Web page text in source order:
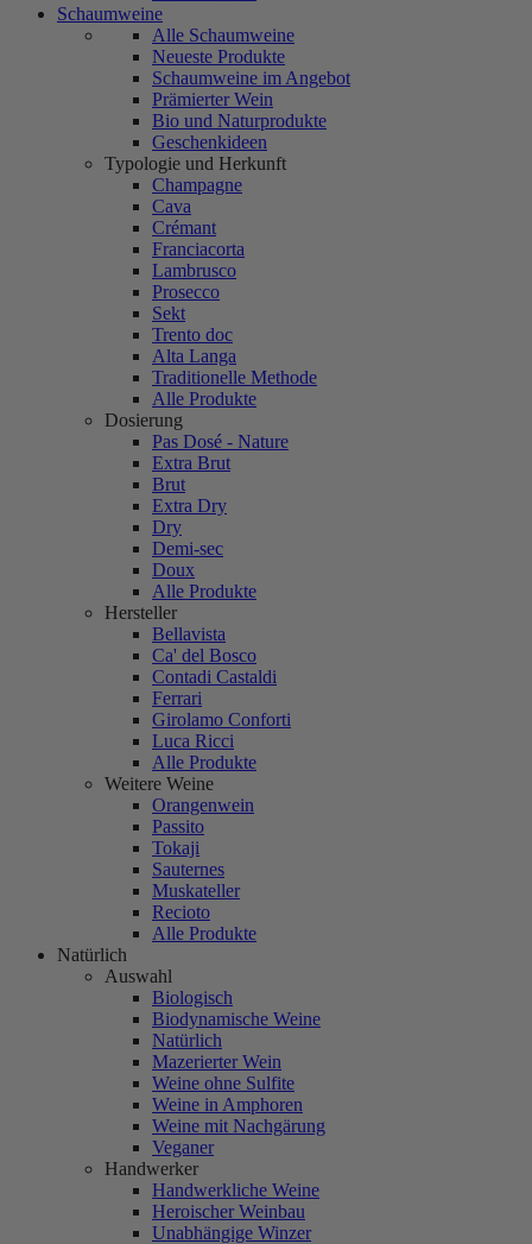
Schaumweine
Alle Schaumweine
Neueste Produkte
Schaumweine im Angebot
Prämierter Wein
Bio und Naturprodukte
Geschenkideen
Typologie und Herkunft
Champagne
Cava
Crémant
Franciacorta
Lambrusco
Prosecco
Sekt
Trento doc
Alta Langa
Traditionelle Methode
Alle Produkte
Dosierung
Pas Dosé - Nature
Extra Brut
Brut
Extra Dry
Dry
Demi-sec
Doux
Alle Produkte
Hersteller
Bellavista
Ca' del Bosco
Contadi Castaldi
Ferrari
Girolamo Conforti
Luca Ricci
Alle Produkte
Weitere Weine
Orangenwein
Passito
Tokaji
Sauternes
Muskateller
Recioto
Alle Produkte
Natürlich
Auswahl
Biologisch
Biodynamische Weine
Natürlich
Mazerierter Wein
Weine ohne Sulfite
Weine in Amphoren
Weine mit Nachgärung
Veganer
Handwerker
Handwerkliche Weine
Heroischer Weinbau
Unabhängige Winzer